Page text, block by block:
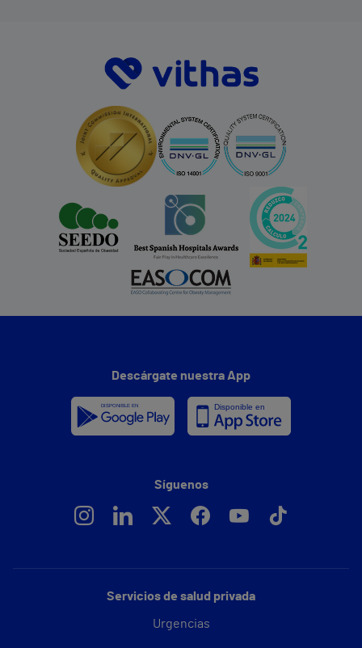
Servicios de salud privada
Urgencias
Descárgate nuestra App
Síguenos